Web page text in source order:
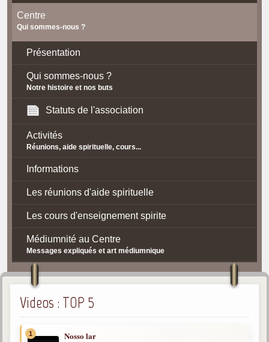
Centre
Qui sommes-nous ?
Présentation
Qui sommes-nous ?
Notre histoire et nos buts
Statuts de l'association
Activités
Réunions, aide spirituelle, cours...
Informations
Les réunions d'aide spirituelle
Les cours d'enseignement spirite
Médiumnité au Centre
Messages expliqués et art médiumnique
Contact / Accès
Plan d'accès
Spiritisme
La doctrine Spirite
Videos : TOP 5
1 Nosso lar